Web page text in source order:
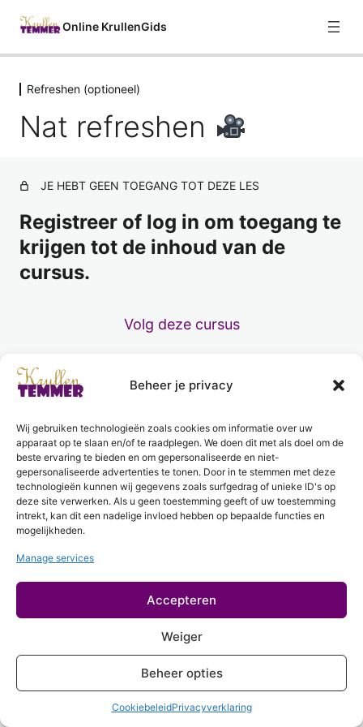
Beheer je privacy
Wij gebruiken technologieën zoals cookies om informatie over uw
apparaat op te slaan en/of te raadplegen. We doen dit met als doel om de
beste ervaring te bieden en om gepersonaliseerde en niet-
gepersonaliseerde advertenties te tonen. Door in te stemmen met deze
technologieën kunnen wij gegevens zoals surfgedrag of unieke ID's op
deze site verwerken. Als u geen toestemming geeft of uw toestemming
intrekt, kan dit een nadelige invloed hebben op bepaalde functies en
mogelijkheden.
Manage services
Accepteren
Weiger
Beheer opties
CookiebeleidPrivacyverklaring
Online KrullenGids
Welkom
1 les
Curly Girl Methode
Haareigenschappen
Voor het wassen
2 lessen
Reinigen
2 lessen
2 lessen
Drogen
Slapen
2 lessen
Refreshen (optioneel)
Droog refreshen
Nat refreshen
Haarroutine per haareigenschap
18 lessen
Problemen & Tips
Meer over krullen
Refreshen (optioneel)
Nat refreshen
JE HEBT GEEN TOEGANG TOT DEZE LES
Registreer of log in om toegang te
krijgen tot de inhoud van de
cursus.
Volg deze cursus